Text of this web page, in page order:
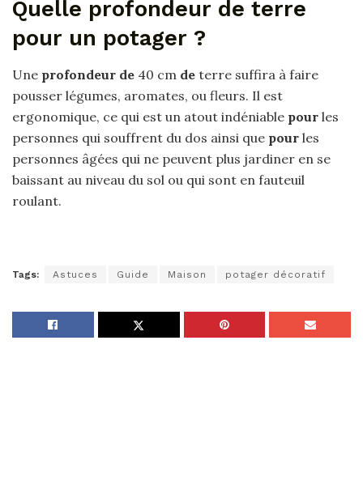
Quelle profondeur de terre
pour un potager ?
Une profondeur de 40 cm de terre suffira à faire
pousser légumes, aromates, ou fleurs. Il est
ergonomique, ce qui est un atout indéniable pour les
personnes qui souffrent du dos ainsi que pour les
personnes âgées qui ne peuvent plus jardiner en se
baissant au niveau du sol ou qui sont en fauteuil
roulant.
Tags: Astuces Guide Maison potager décoratif